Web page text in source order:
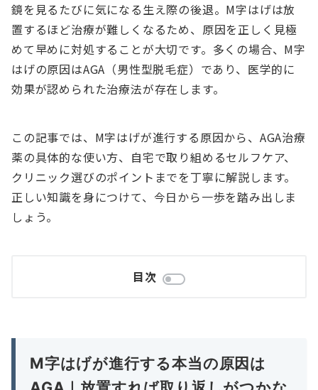
鏡を見るたびに気になる生え際の後退。M字はげは放
置するほど治療が難しくなるため、原因を正しく見極
めて早めに対処することが大切です。多くの場合、M字
はげの原因はAGA（男性型脱毛症）であり、医学的に
効果が認められた治療法が存在します。
この記事では、M字はげが進行する原因から、AGA治療
薬の具体的な使い方、自宅で取り組めるセルフケア、
クリニック選びのポイントまでを丁寧に解説します。
正しい知識を身につけて、今日から一歩を踏み出しま
しょう。
目次
M字はげが進行する本当の原因は